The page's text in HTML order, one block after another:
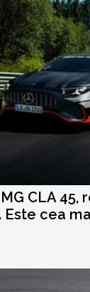
CLA 45,
Este cea